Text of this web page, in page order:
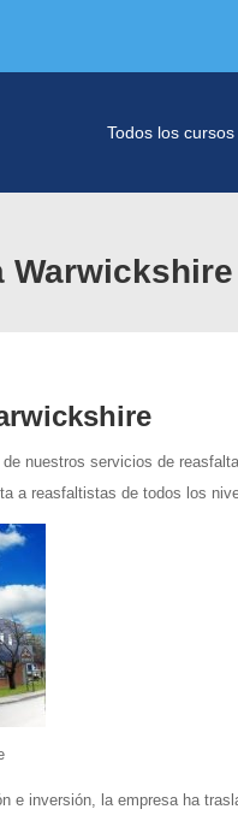
Todos los cursos
Warwickshire
nuestros servicios de
a reasfaltistas de todos los
e inversión, la empresa ha